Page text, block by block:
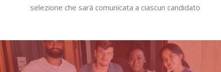
selezione che sarà comunicata a ciascun candidato